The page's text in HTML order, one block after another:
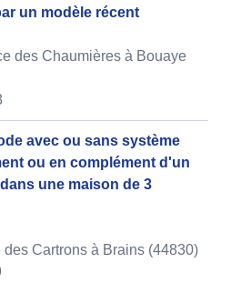
un modèle récent
des Chaumières à Bouaye
avec ou sans système
ou en complément d'un
une maison de 3
Cartrons à Brains (44830)